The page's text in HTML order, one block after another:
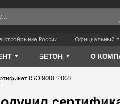
стройрынке России Официальный
БЕТОН О
ISO 9001:2008